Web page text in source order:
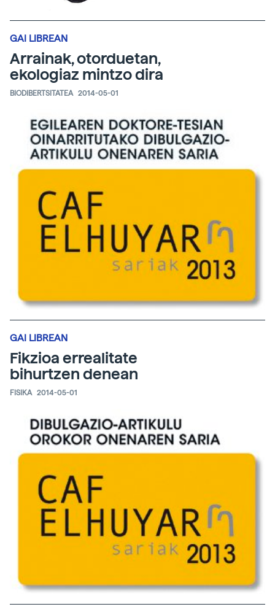
GAI LIBREAN
Arrainak, otorduetan,
ekologiaz mintzo dira
BIODIBERTSITATEA 2014-05-01
GAI LIBREAN
Fikzioa errealitate
bihurtzen denean
FISIKA 2014-05-01